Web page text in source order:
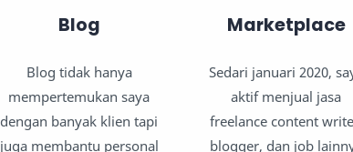
Blog
Blog tidak hanya
mempertemukan saya
dengan banyak klien tapi
juga membantu personal
Marketplace
Sedari januari 2020,
aktif menjual jasa
freelance content
blogger, dan job